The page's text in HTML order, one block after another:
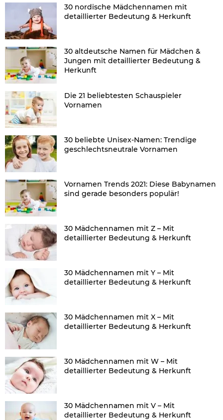
30 nordische Mädchennamen mit
detaillierter Bedeutung & Herkunft
30 altdeutsche Namen für Mädchen &
Jungen mit detaillierter Bedeutung &
Herkunft
Die 21 beliebtesten Schauspieler
Vornamen
30 beliebte Unisex-Namen: Trendige
geschlechtsneutrale Vornamen
Vornamen Trends 2021: Diese Babynamen
sind gerade besonders populär!
30 Mädchennamen mit Z – Mit
detaillierter Bedeutung & Herkunft
30 Mädchennamen mit Y – Mit
detaillierter Bedeutung & Herkunft
30 Mädchennamen mit X – Mit
detaillierter Bedeutung & Herkunft
30 Mädchennamen mit W – Mit
detaillierter Bedeutung & Herkunft
30 Mädchennamen mit V – Mit
detaillierter Bedeutung & Herkunft